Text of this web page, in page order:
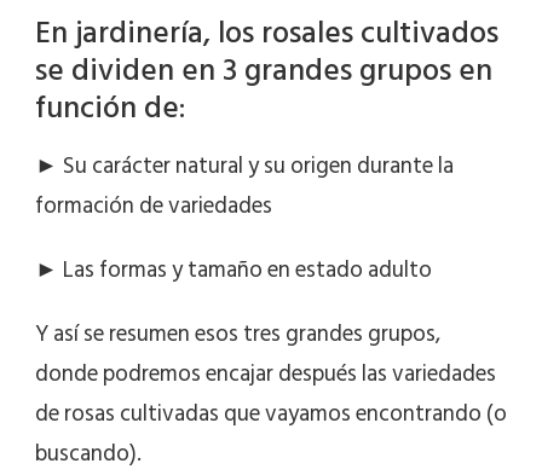
En jardinería, los rosales cultivados
se dividen en 3 grandes grupos en
función de:
► Su carácter natural y su origen durante la
formación de variedades
► Las formas y tamaño en estado adulto
Y así se resumen esos tres grandes grupos,
donde podremos encajar después las variedades
de rosas cultivadas que vayamos encontrando (o
buscando).